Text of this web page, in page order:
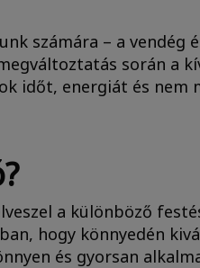
számára – a vendég
során a
időt, energiát és nem
a különböző
hogy könnyedén
és gyorsan